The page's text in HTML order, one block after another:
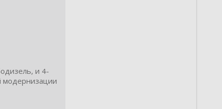
и 4-
модернизации